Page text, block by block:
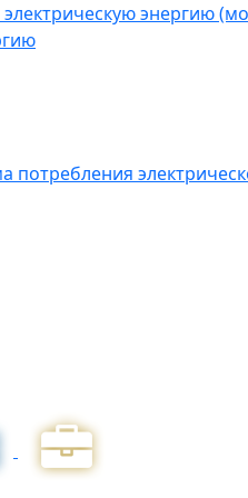
энергию
потребления